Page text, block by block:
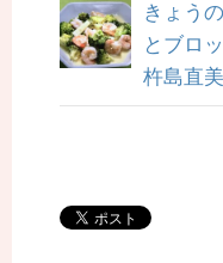
きょう
とブロ
杵島直美